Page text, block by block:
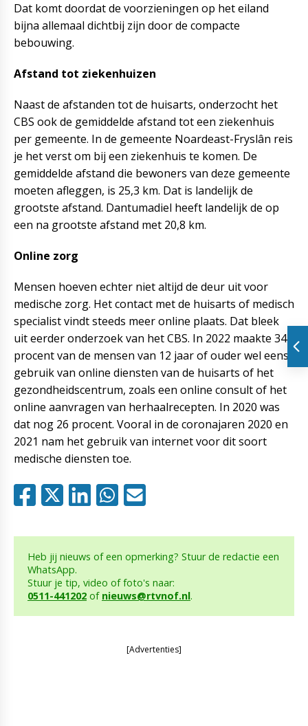
Dat komt doordat de voorzieningen op het eiland
bijna allemaal dichtbij zijn door de compacte
bebouwing.
Afstand tot ziekenhuizen
Naast de afstanden tot de huisarts, onderzocht het
CBS ook de gemiddelde afstand tot een ziekenhuis
per gemeente. In de gemeente Noardeast-Fryslân reis
je het verst om bij een ziekenhuis te komen. De
gemiddelde afstand die bewoners van deze gemeente
moeten afleggen, is 25,3 km. Dat is landelijk de
grootste afstand. Dantumadiel heeft landelijk de op
een na grootste afstand met 20,8 km.
Online zorg
Mensen hoeven echter niet altijd de deur uit voor
medische zorg. Het contact met de huisarts of medisch
specialist vindt steeds meer online plaats. Dat bleek
uit eerder onderzoek van het CBS. In 2022 maakte 34
procent van de mensen van 12 jaar of ouder wel eens
gebruik van online diensten van de huisarts of het
gezondheidscentrum, zoals een online consult of het
online aanvragen van herhaalrecepten. In 2020 was
dat nog 26 procent. Vooral in de coronajaren 2020 en
2021 nam het gebruik van internet voor dit soort
medische diensten toe.
Heb jij nieuws of een opmerking? Stuur de redactie een
WhatsApp.
Stuur je tip, video of foto's naar:
0511-441202 of nieuws@rtvnof.nl.
[Advertenties]